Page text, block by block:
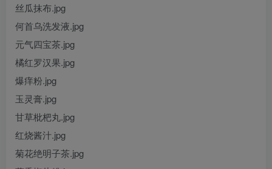
丝瓜抹布.jpg
何首乌洗发液.jpg
元气四宝茶.jpg
橘红罗汉果.jpg
爆痒粉.jpg
玉灵膏.jpg
甘草枇杷丸.jpg
红烧酱汁.jpg
菊花绝明子茶.jpg